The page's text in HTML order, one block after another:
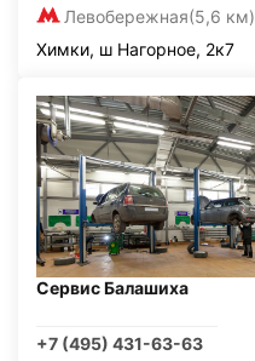
Левобережная(5,6 км)
Химки, ш Нагорное, 2к7
Сервис Балашиха
+7 (495) 431-63-63